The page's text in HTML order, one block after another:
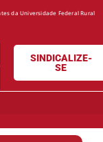
da Universidade Federal Rural
SINDICALIZE-
SE